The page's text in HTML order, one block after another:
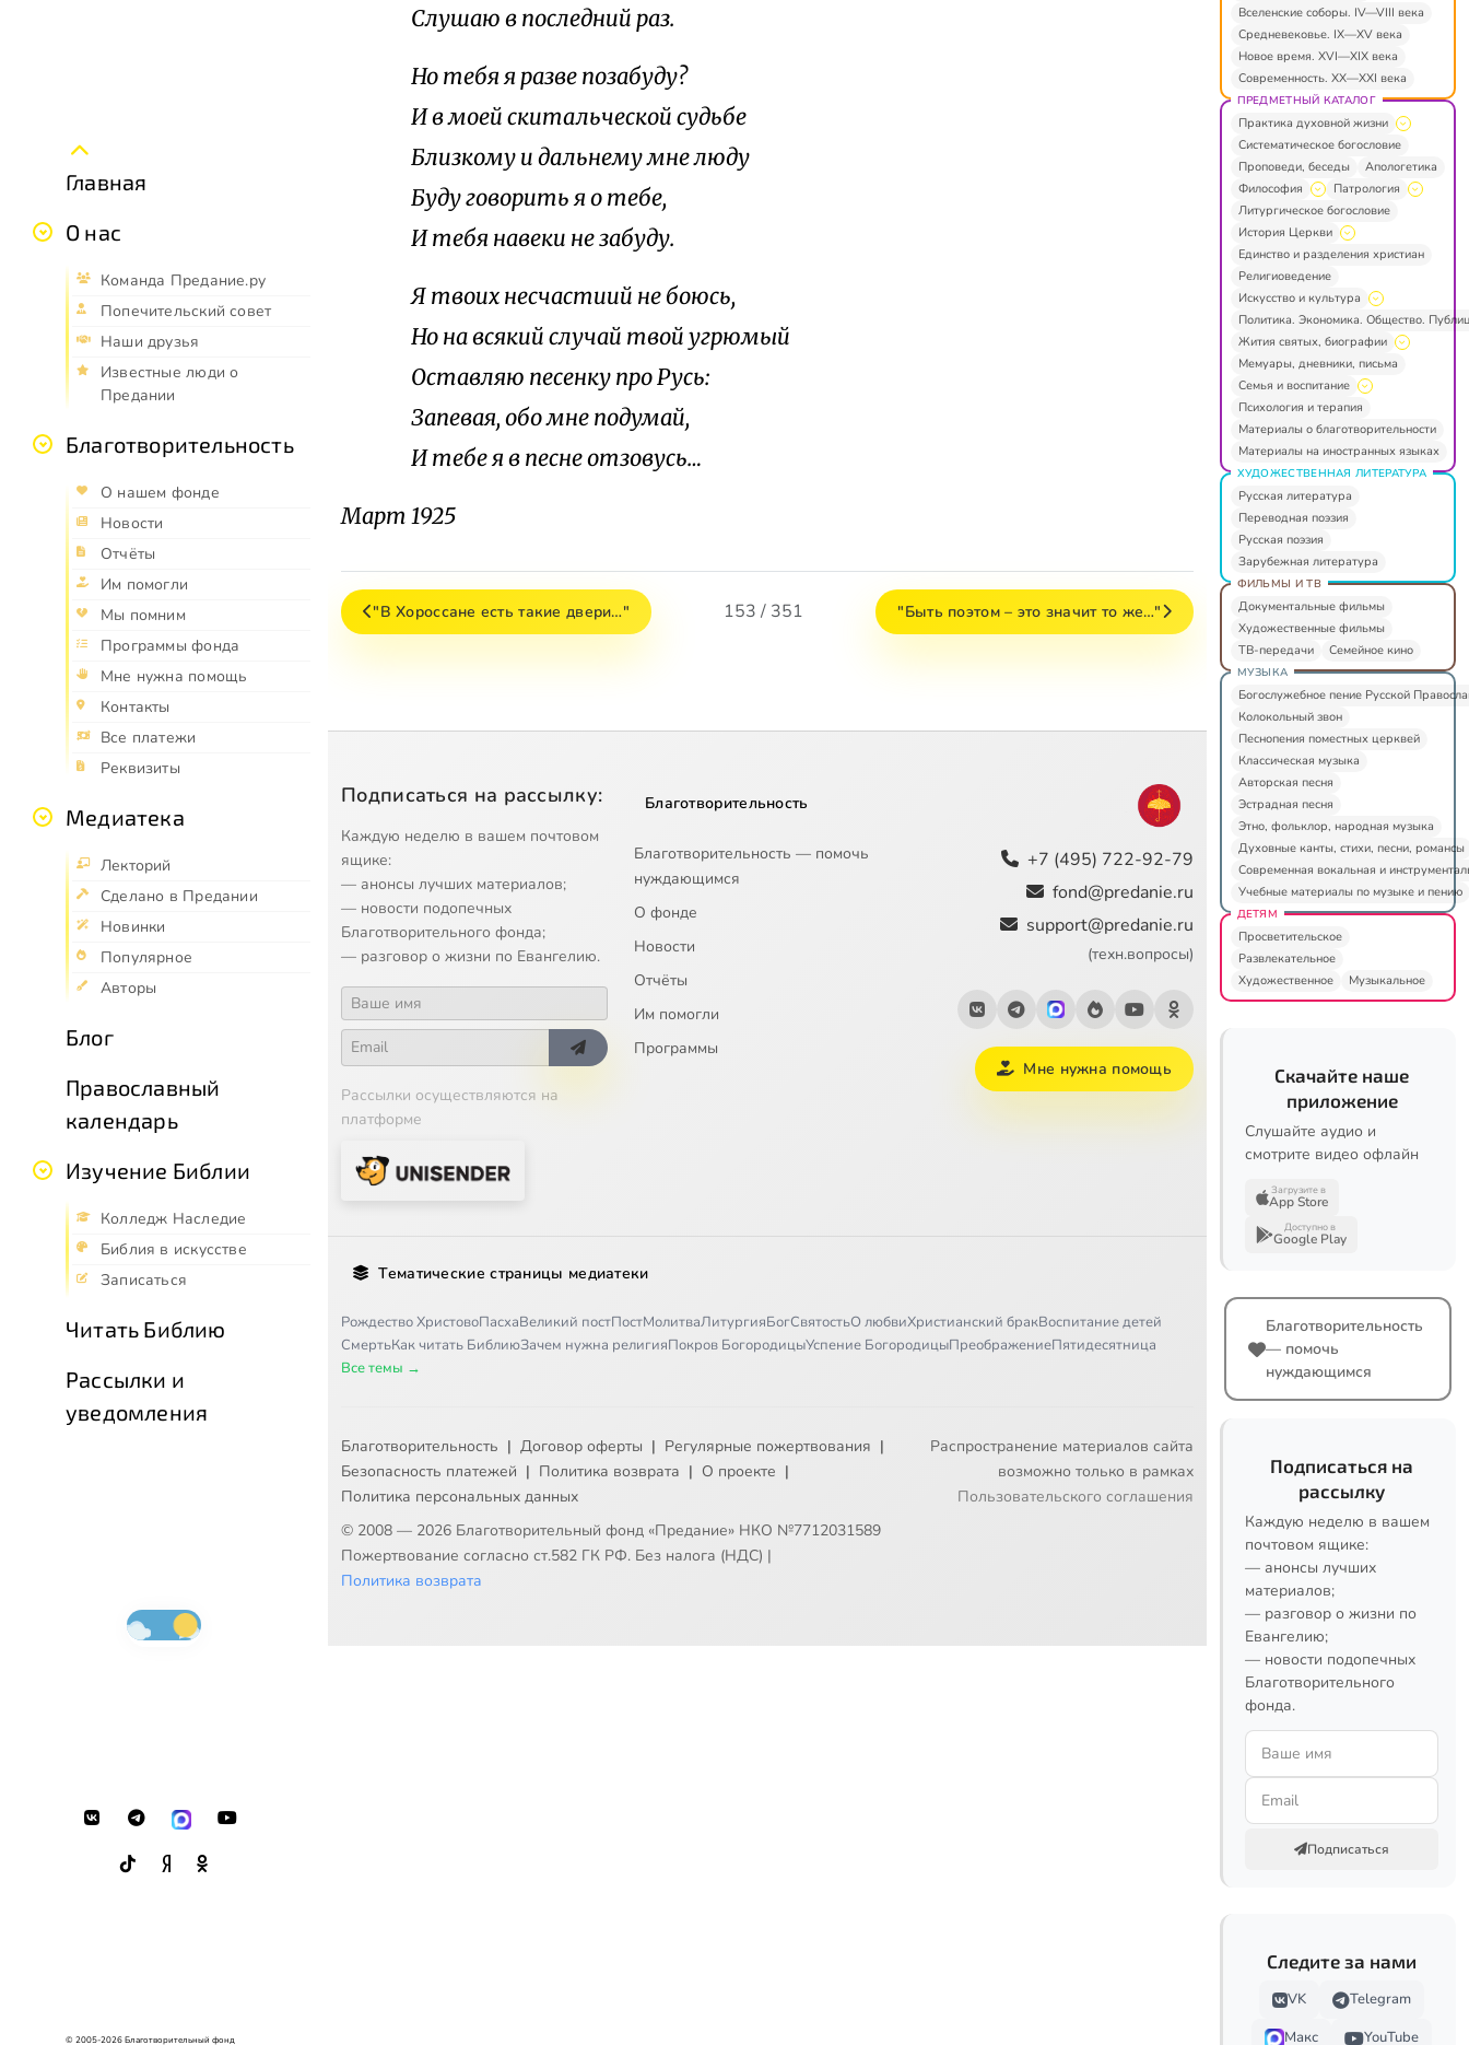
Главная
О нас
Команда Предание.ру
Попечительский совет
Наши друзья
Известные люди о
Предании
Благотворительность
О нашем фонде
Новости
Отчёты
Им помогли
Мы помним
Программы фонда
Мне нужна помощь
Контакты
Все платежи
Реквизиты
Медиатека
Лекторий
Сделано в Предании
Новинки
Популярное
Авторы
Блог
Православный
календарь
Изучение Библии
Колледж Наследие
Библия в искусстве
Записаться
Читать Библию
Рассылки и
уведомления
© 2005-2026 Благотворительный фонд
Слушаю в последний раз.
Но тебя я разве позабуду?
И в моей скитальческой судьбе
Близкому и дальнему мне люду
Буду говорить я о тебе,
И тебя навеки не забуду.
Я твоих несчастиий не боюсь,
Но на всякий случай твой угрюмый
Оставляю песенку про Русь:
Запевая, обо мне подумай,
И тебе я в песне отзовусь…
Март 1925
"В Хороссане есть такие двери…" 153 / 351 "Быть поэтом – это значит то же…"
Подписаться на рассылку:
Каждую неделю в вашем почтовом
ящике:
— анонсы лучших материалов;
— новости подопечных
Благотворительного фонда;
— разговор о жизни по Евангелию.
Рассылки осуществляются на
платформе
Благотворительность
Благотворительность — помочь
нуждающимся
О фонде
Новости
Отчёты
Им помогли
Программы
+7 (495) 722-92-79
fond@predanie.ru
support@predanie.ru
(техн.вопросы)
Мне нужна помощь
Тематические страницы медиатеки
Рождество ХристовоПасхаВеликий постПостМолитваЛитургияБогСвятостьО любвиХристианский бракВоспитание детей
СмертьКак читать БиблиюЗачем нужна религияПокров БогородицыУспение БогородицыПреображениеПятидесятница
Все темы →
Благотворительность | Договор оферты | Регулярные пожертвования |
Безопасность платежей | Политика возврата | О проекте |
Политика персональных данных
© 2008 — 2026 Благотворительный фонд «Предание» НКО №7712031589
Пожертвование согласно ст.582 ГК РФ. Без налога (НДС) |
Политика возврата
Распространение материалов сайта
возможно только в рамках
Пользовательского соглашения
Вселенские соборы. IV—VIII века
Средневековье. IX—XV века
Новое время. XVI—XIX века
Современность. XX—XXI века
ПРЕДМЕТНЫЙ КАТАЛОГ
Практика духовной жизни
Систематическое богословие
Проповеди, беседы
Апологетика
Философия
Патрология
Литургическое богословие
История Церкви
Единство и разделения христиан
Религиоведение
Искусство и культура
Политика. Экономика. Общество.
Жития святых, биографии
Мемуары, дневники, письма
Семья и воспитание
Психология и терапия
Материалы о благотворительности
Материалы на иностранных языках
ХУДОЖЕСТВЕННАЯ ЛИТЕРАТУРА
Русская литература
Переводная поэзия
Русская поэзия
Зарубежная литература
ФИЛЬМЫ И ТВ
Документальные фильмы
Художественные фильмы
ТВ-передачи
Семейное кино
МУЗЫКА
Богослужебное пение Русской
Колокольный звон
Песнопения поместных церквей
Классическая музыка
Авторская песня
Эстрадная песня
Этно, фольклор, народная музыка
Духовные канты, стихи, песни, романсы
Современная вокальная и
Учебные материалы по музыке и пению
ДЕТЯМ
Просветительское
Развлекательное
Художественное
Музыкальное
Скачайте наше
приложение
Слушайте аудио и
смотрите видео офлайн
Загрузите в
App Store
Доступно в
Google Play
Благотворительность
— помочь
нуждающимся
Подписаться на
рассылку
Каждую неделю в вашем
почтовом ящике:
— анонсы лучших
материалов;
— разговор о жизни по
Евангелию;
— новости подопечных
Благотворительного
фонда.
Подписаться
Следите за нами
VK
Telegram
Макс
YouTube